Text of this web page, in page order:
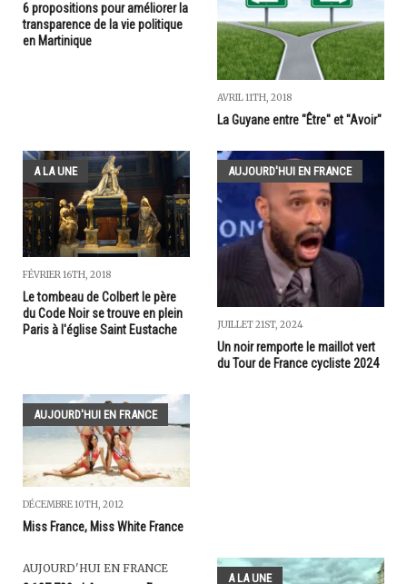
6 propositions pour améliorer la
transparence de la vie politique
en Martinique
AVRIL 11TH, 2018
La Guyane entre "Être" et "Avoir"
A LA UNE
FÉVRIER 16TH, 2018
Le tombeau de Colbert le père
du Code Noir se trouve en plein
Paris à l'église Saint Eustache
AUJOURD'HUI EN FRANCE
JUILLET 21ST, 2024
Un noir remporte le maillot vert
du Tour de France cycliste 2024
AUJOURD'HUI EN FRANCE
DÉCEMBRE 10TH, 2012
Miss France, Miss White France
AUJOURD'HUI EN FRANCE
A LA UNE